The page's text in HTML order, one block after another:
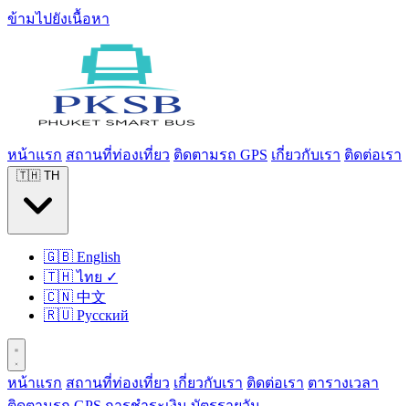
ข้ามไปยังเนื้อหา
หน้าแรก สถานที่ท่องเที่ยว ติดตามรถ GPS เกี่ยวกับเรา ติดต่อเรา
🇹🇭 TH
🇬🇧 English
🇹🇭 ไทย ✓
🇨🇳 中文
🇷🇺 Русский
หน้าแรก สถานที่ท่องเที่ยว เกี่ยวกับเรา ติดต่อเรา ตารางเวลา